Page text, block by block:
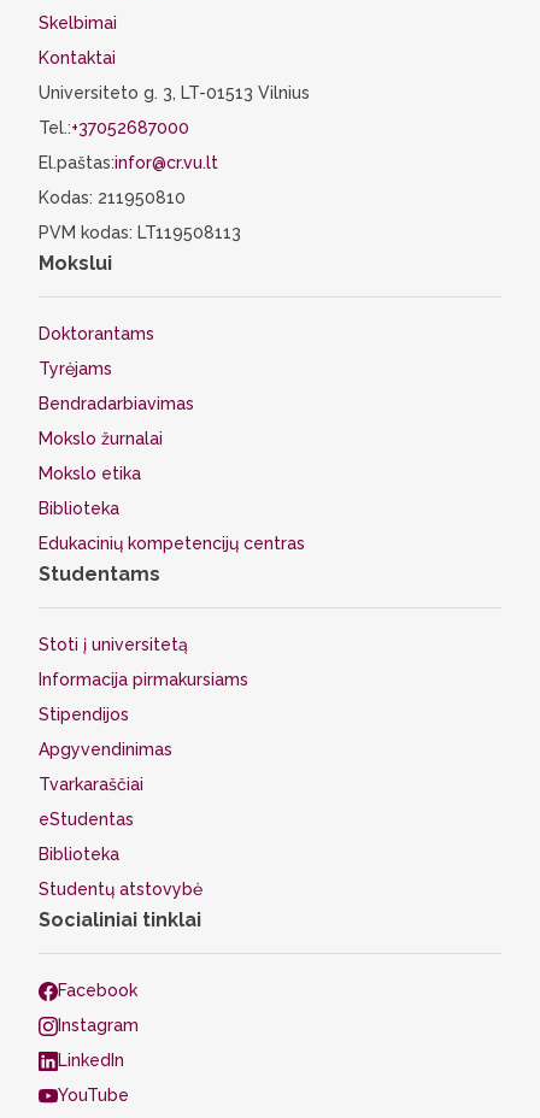
Skelbimai
Kontaktai
Universiteto g. 3, LT-01513 Vilnius
Tel.:+37052687000
El.paštas:infor@cr.vu.lt
Kodas: 211950810
PVM kodas: LT119508113
Mokslui
Doktorantams
Tyrėjams
Bendradarbiavimas
Mokslo žurnalai
Mokslo etika
Biblioteka
Edukacinių kompetencijų centras
Studentams
Stoti į universitetą
Informacija pirmakursiams
Stipendijos
Apgyvendinimas
Tvarkaraščiai
eStudentas
Biblioteka
Studentų atstovybė
Socialiniai tinklai
Facebook
Instagram
LinkedIn
YouTube